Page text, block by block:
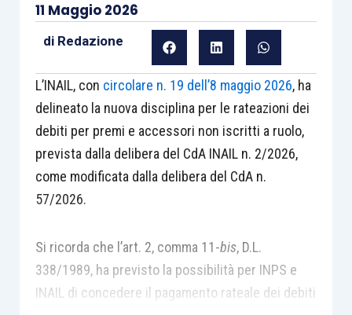
11 Maggio 2026
di Redazione
L’INAIL, con circolare n. 19 dell’8 maggio 2026, ha
delineato la nuova disciplina per le rateazioni dei
debiti per premi e accessori non iscritti a ruolo,
prevista dalla delibera del CdA INAIL n. 2/2026,
come modificata dalla delibera del CdA n.
57/2026.
Si ricorda che l’art. 2, comma 11-bis, D.L.
338/1989, ha previsto la possibilità per INPS e
INAIL di concedere il pagamento rateale dei debiti